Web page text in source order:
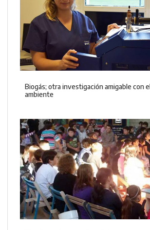
Biogás; otra investigación amigable con
ambiente